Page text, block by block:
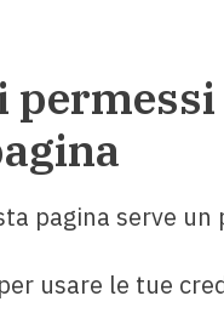
pagina serve un
usare le tue